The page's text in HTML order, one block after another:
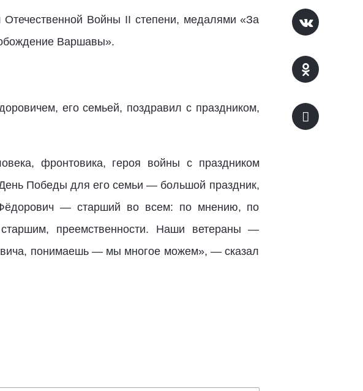
Войны II степени, медалями «За
Варшавы».
его семьей, поздравил с праздником,
фронтовика, героя войны с праздником
Победы для его семьи — большой праздник,
— старший во всем: по мнению, по
преемственности. Наши ветераны —
понимаешь — мы многое можем», — сказал